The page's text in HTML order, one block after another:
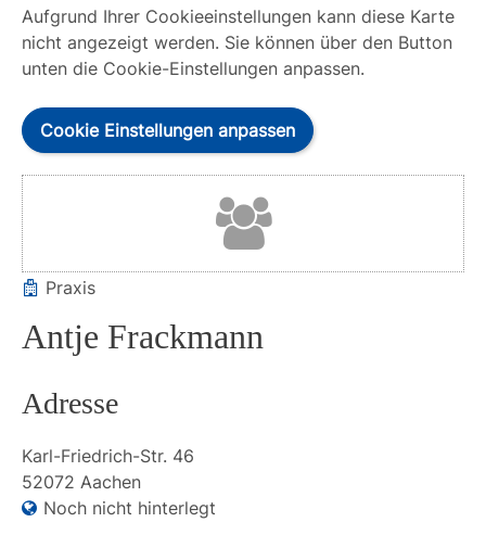
Aufgrund Ihrer Cookieeinstellungen kann diese Karte
nicht angezeigt werden. Sie können über den Button
unten die Cookie-Einstellungen anpassen.
Cookie Einstellungen anpassen
Praxis
Antje Frackmann
Adresse
Karl-Friedrich-Str. 46
52072 Aachen
Noch nicht hinterlegt